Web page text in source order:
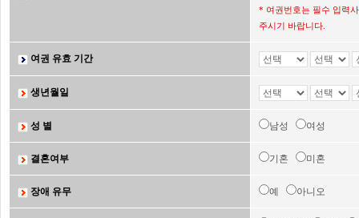
* 여권번호는 필수 입력
주시기 바랍니다.
여권 유효 기간
생년월일
성 별 남성 여성
결혼여부 기혼 미혼
장애 유무 예 아니오